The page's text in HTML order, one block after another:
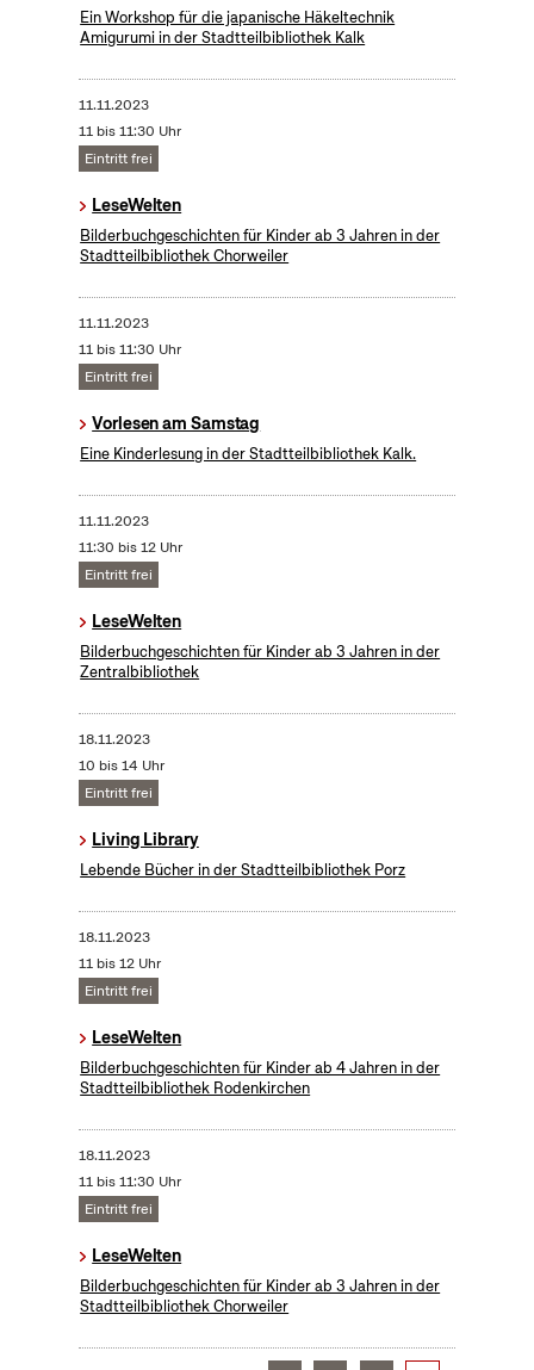
Ein Workshop für die japanische Häkeltechnik
Amigurumi in der Stadtteilbibliothek Kalk
11.11.2023
11 bis 11:30 Uhr
Eintritt frei
LeseWelten
Bilderbuchgeschichten für Kinder ab 3 Jahren in der
Stadtteilbibliothek Chorweiler
11.11.2023
11 bis 11:30 Uhr
Eintritt frei
Vorlesen am Samstag
Eine Kinderlesung in der Stadtteilbibliothek Kalk.
11.11.2023
11:30 bis 12 Uhr
Eintritt frei
LeseWelten
Bilderbuchgeschichten für Kinder ab 3 Jahren in der
Zentralbibliothek
18.11.2023
10 bis 14 Uhr
Eintritt frei
Living Library
Lebende Bücher in der Stadtteilbibliothek Porz
18.11.2023
11 bis 12 Uhr
Eintritt frei
LeseWelten
Bilderbuchgeschichten für Kinder ab 4 Jahren in der
Stadtteilbibliothek Rodenkirchen
18.11.2023
11 bis 11:30 Uhr
Eintritt frei
LeseWelten
Bilderbuchgeschichten für Kinder ab 3 Jahren in der
Stadtteilbibliothek Chorweiler